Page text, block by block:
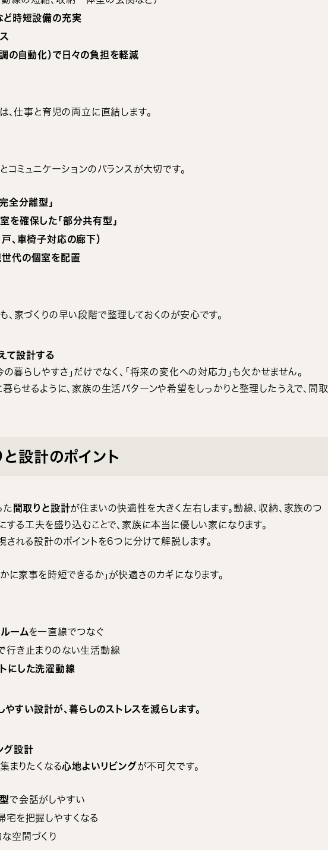
ど時短設備の充実
の自動化）で日々の負担を軽減
、仕事と育児の両立に直結します。
コミュニケーションのバランスが大切です。
全分離型」
を確保した「部分共有型」
、車椅子対応の廊下）
代の個室を配置
家づくりの早い段階で整理しておくのが安心です。
て設計する
暮らしやすさ」だけでなく、「将来の変化への対応力」も欠かせません。
らせるように、家族の生活パターンや希望をしっかりと整理したうえで、間取
設計のポイント
た 間取りと設計が住まいの快適性を大きく左右します。動線、収納、家族のつ
する工夫を盛り込むことで、家族に本当に優しい家になります。
される設計のポイントを6つに分けて解説します。
に家事を時短できるか」が快適さのカギになります。
ームを一直線でつなぐ
行き止まりのない生活動線
にした洗濯動線
やすい設計が、暮らしのストレスを減らします。
グ設計
まりたくなる心地よいリビングが不可欠です。
で会話がしやすい
宅を把握しやすくなる
空間づくり